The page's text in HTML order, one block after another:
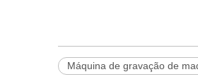
Máquina de gravação de